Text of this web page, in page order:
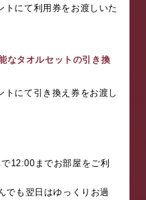
にて利用券をお渡しいた
なタオルセットの引き換
にて引き換え券をお渡し
12:00 までお部屋をご利
でも翌日はゆっくりお過